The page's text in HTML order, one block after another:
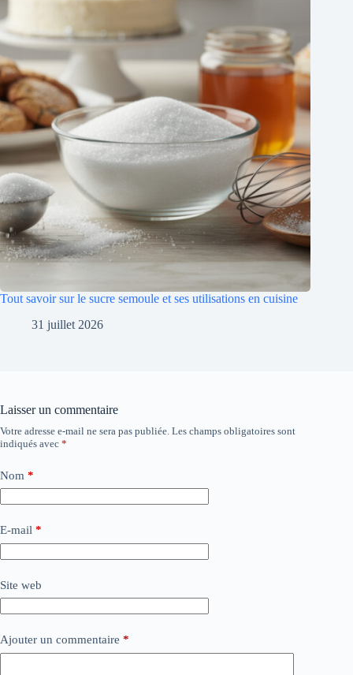
Tout savoir sur le sucre semoule et ses utilisations en cuisine
31 juillet 2026
Laisser un commentaire
Votre adresse e-mail ne sera pas publiée. Les champs obligatoires sont
indiqués avec *
Nom *
E-mail *
Site web
Ajouter un commentaire *